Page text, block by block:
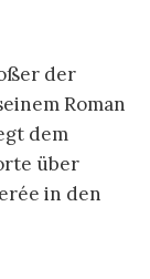
der
Roman
dem
über
in den